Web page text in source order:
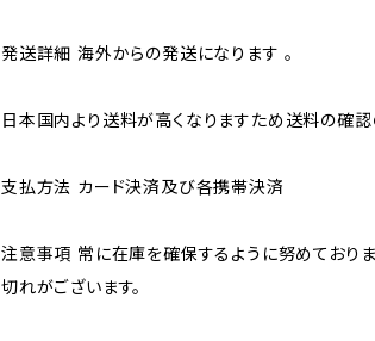
発送詳細 海外からの発送になります 。
日本国内より送料が高くなりますため送料の確認
支払方法 カード決済及び各携帯決済
注意事項 常に在庫を確保するように努めており
切れがございます。